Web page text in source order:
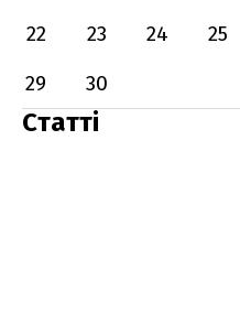
22
23 24 25
29
30
Статті